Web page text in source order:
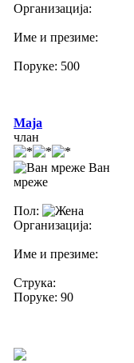
Организација:
Име и презиме:
Поруке: 500
Maja
члан
Ван
мреже
Пол:
Организација:
Име и презиме:
Струка:
Поруке: 90